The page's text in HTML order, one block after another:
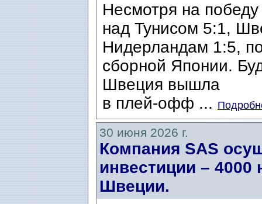
Несмотря на победу
над Тунисом 5:1,
Нидерландам 1:5,
сборной Японии.
Швеция вышла
в плей-офф ...
30 июня 2026 г.
Компания SAS
инвестиции –
Швеции.